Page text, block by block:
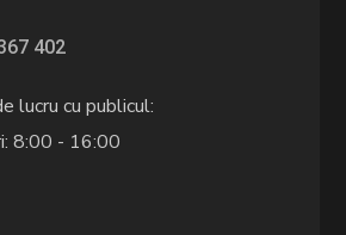
402
lucru cu publicul:
8:00 - 16:00